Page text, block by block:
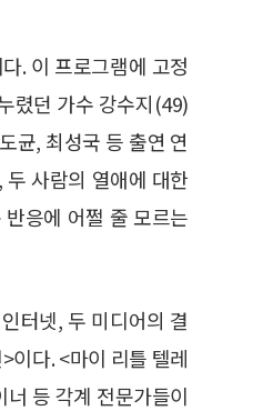
. 이 프로그램에 고정
렸던 가수 강수지(49)
균, 최성국 등 출연 연
사람의 열애에 대한
응에 어쩔 줄 모르는
터넷, 두 미디어의 결
이다. <마이 리틀 텔레
등 각계 전문가들이